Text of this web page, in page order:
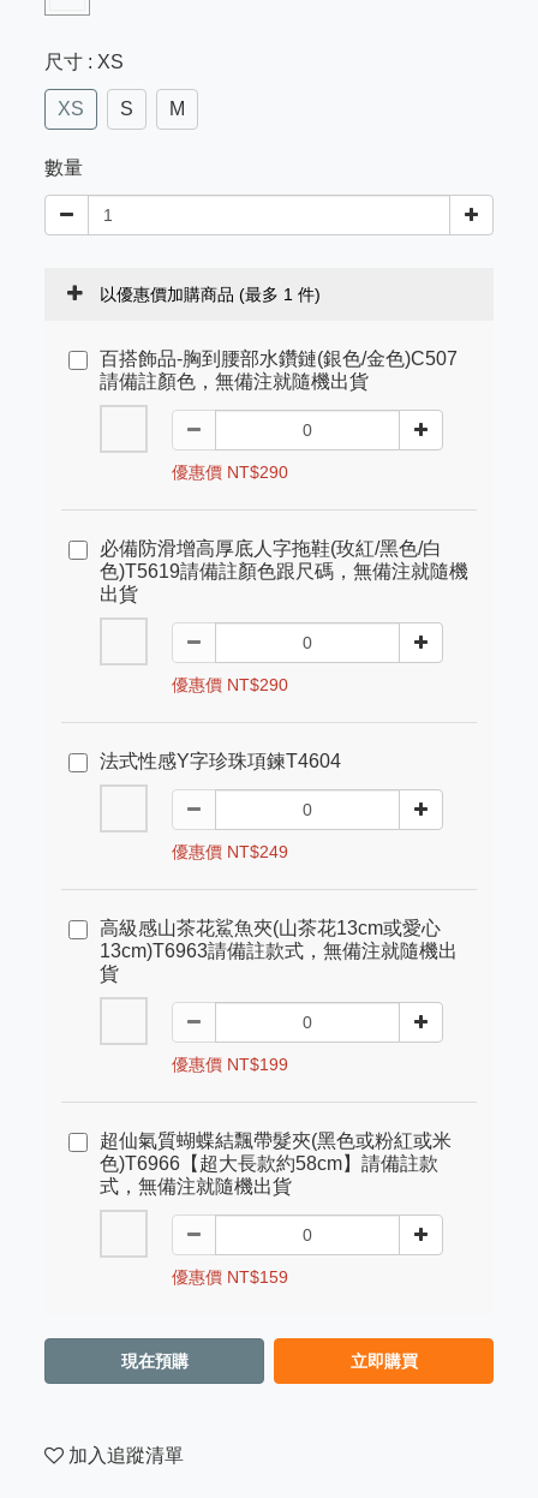
尺寸 : XS
XS S M
數量
以優惠價加購商品 (最多 1 件)
百搭飾品-胸到腰部水鑽鏈(銀色/金色)C507
請備註顏色，無備注就隨機出貨
優惠價 NT$290
必備防滑增高厚底人字拖鞋(玫紅/黑色/白
色)T5619請備註顏色跟尺碼，無備注就隨機
出貨
優惠價 NT$290
法式性感Y字珍珠項鍊T4604
優惠價 NT$249
高級感山茶花鯊魚夾(山茶花13cm或愛心
13cm)T6963請備註款式，無備注就隨機出
貨
優惠價 NT$199
超仙氣質蝴蝶結飄帶髮夾(黑色或粉紅或米
色)T6966【超大長款約58cm】請備註款
式，無備注就隨機出貨
優惠價 NT$159
現在預購 立即購買
加入追蹤清單